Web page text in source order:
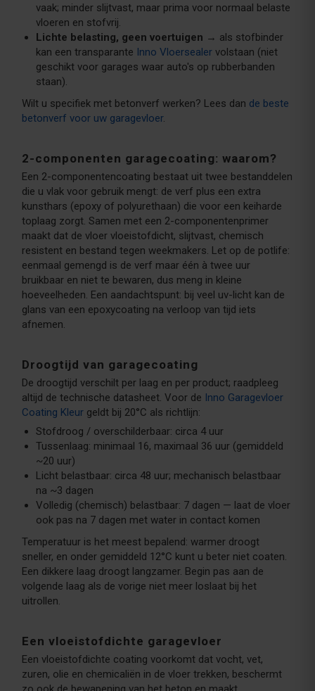
vaak; minder slijtvast, maar prima voor normaal belaste
vloeren en stofvrij.
Lichte belasting, geen voertuigen → als stofbinder
kan een transparante Inno Vloersealer volstaan (niet
geschikt voor garages waar auto's op rubberbanden
staan).
Wilt u specifiek met betonverf werken? Lees dan de beste
betonverf voor uw garagevloer.
2-componenten garagecoating: waarom?
Een 2-componentencoating bestaat uit twee bestanddelen
die u vlak voor gebruik mengt: de verf plus een extra
kunsthars (epoxy of polyurethaan) die voor een keiharde
toplaag zorgt. Samen met een 2-componentenprimer
maakt dat de vloer vloeistofdicht, slijtvast, chemisch
resistent en bestand tegen weekmakers. Let op de potlife:
eenmaal gemengd is de verf maar één à twee uur
bruikbaar en niet te bewaren, dus meng in kleine
hoeveelheden. Een aandachtspunt: bij veel uv-licht kan de
glans van een epoxycoating na verloop van tijd iets
afnemen.
Droogtijd van garagecoating
De droogtijd verschilt per laag en per product; raadpleeg
altijd de technische datasheet. Voor de Inno Garagevloer
Coating Kleur geldt bij 20°C als richtlijn:
Stofdroog / overschilderbaar: circa 4 uur
Tussenlaag: minimaal 16, maximaal 36 uur (gemiddeld
~20 uur)
Licht belastbaar: circa 48 uur; mechanisch belastbaar
na ~3 dagen
Volledig (chemisch) belastbaar: 7 dagen — laat de vloer
ook pas na 7 dagen met water in contact komen
Temperatuur is het meest bepalend: warmer droogt
sneller, en onder gemiddeld 12°C kunt u beter niet coaten.
Een dikkere laag droogt langzamer. Begin pas aan de
volgende laag als de vorige niet meer loslaat bij het
uitrollen.
Een vloeistofdichte garagevloer
Een vloeistofdichte coating voorkomt dat vocht, vet,
zuren, olie en chemicaliën in de vloer trekken, beschermt